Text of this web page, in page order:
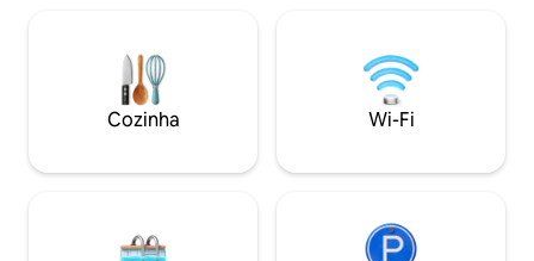
ser configurado como uma cama de
casal e uma cama de solteiro). Ideal para
famílias. Localizada a 80 metros da trilha
para a lagoa escondida
Cozinha Wi-Fi